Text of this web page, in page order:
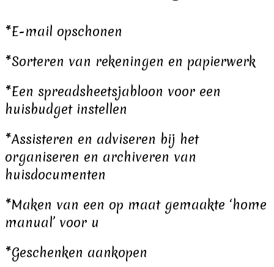
*E-mail opschonen
*Sorteren van rekeningen en papierwerk
*Een spreadsheetsjabloon voor een
huisbudget instellen
*Assisteren en adviseren bij het
organiseren en archiveren van
huisdocumenten
*Maken van een op maat gemaakte ‘home
manual’ voor u
*Geschenken aankopen